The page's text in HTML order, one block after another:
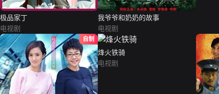
极品家丁
电视剧
我爷爷和奶奶的故事
电视剧
自制
烽火铁骑
电视剧